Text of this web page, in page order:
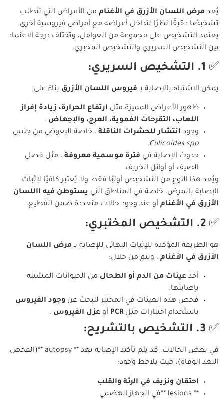
يُعد مرض اللسان الأزرق في الأغنام من الأمراض التي تتطلب
تشخيصًا دقيقًا نظرًا لتداخل أعراضه مع أمراض فيروسية أخرى.
يعتمد التشخيص على مجموعة من العوامل، وتختلف درجة الاعتماد
بين التشخيص السريري والتشخيص المخبري.
✅ 1. التشخيص السريري:
يمكن الاشتباه بالإصابة بـ فيروس اللسان الأزرق بناءً على:
ظهور الأعراض المميزة مثل ارتفاع الحرارة، زيادة إفراز
اللعاب، التقرحات الفموية، العرج، والإجهاض .
وجود انتشار للحشرات الناقلة ، خاصة البعوض من جنس
Culicoides spp.
حدوث الإصابة في فترة موسمية معروفة ، مثل فصل
الصيف أو أوائل الخريف.
ويُعد هذا النوع من التشخيص أوليًا فقط ولا يُعتبر كافيًا لإثبات
الإصابة بالمرض، خاصة في المناطق التي يستوطن فيه االلسان
الأزرق في الأغنام أو عند وجود حالات متعددة ضمن القطيع.
✅ 2. التشخيص المختبري:
هو الطريقة المؤكدة للإثبات النهائي للإصابة بـمرض اللسان
الأزرق في الأغنام ، ويتم من خلال:
أخذ عينات من الدم أو الطحال من الحيوانات المشتبه
بإصابتها.
فحص هذه العينات في المختبر للبحث عن وجود الفيروس
باستخدام اختبارات مثلPCR أو عزل الفيروس .
✅ 3. التشخيص بالتشريح:
في بعض الحالات، قد يتم تأكيد الإصابة بعد ** autopsy **(الفحص
البعد الوفاة)، حيث يلاحظ وجود:
احتقان ونزيف في الرئة والقلب
** lesions **في الجهاز الهضمي